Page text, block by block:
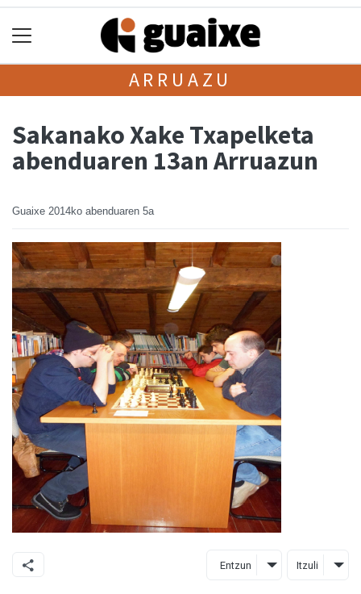
ARRUAZU
Sakanako Xake Txapelketa
abenduaren 13an Arruazun
Guaixe 2014ko abenduaren 5a
Entzun Itzuli